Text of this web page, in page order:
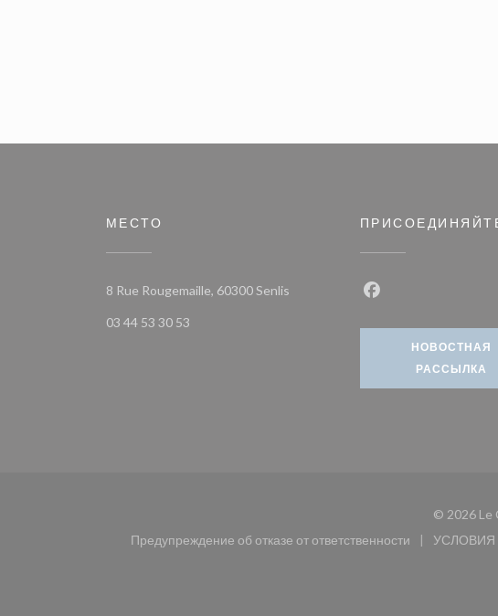
МЕСТО
8 Rue Rougemaille, 60300 Senlis((открывается в новом окне))
03 44 53 30 53
НОВОСТНАЯ
РАССЫЛКА
© 2026 Le
Предупреждение об отказе от ответственности
((открывается в новом окне))